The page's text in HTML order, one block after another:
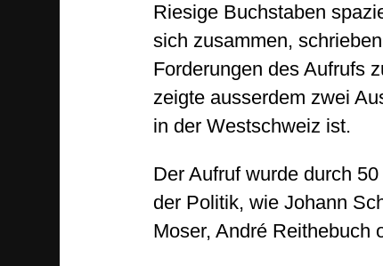
Riesige Buchstaben
sich zusammen,
Forderungen des Aufrufs
zeigte ausserdem zwei
in der Westschweiz ist.
Der Aufruf wurde durch
der Politik, wie Johann
Moser, André Reithebuch